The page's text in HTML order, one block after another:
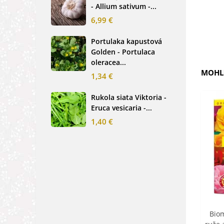
- Allium sativum -...
6,99 €
Portulaka kapustová
Golden - Portulaca
oleracea...
1,34 €
Rukola siata Viktoria -
Eruca vesicaria -...
1,40 €